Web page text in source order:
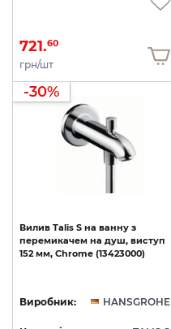
721.60
грн/шт
-30%
Вилив Talis S на ванну з
перемикачем на душ, виступ
152 мм, Chrome (13423000)
Виробник: HANSGROHE